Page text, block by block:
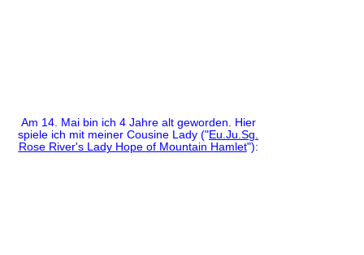
Am 14. Mai bin ich 4 Jahre alt geworden. Hier
spiele ich mit meiner Cousine Lady ("Eu.Ju.Sg.
Rose River's Lady Hope of Mountain Hamlet"):